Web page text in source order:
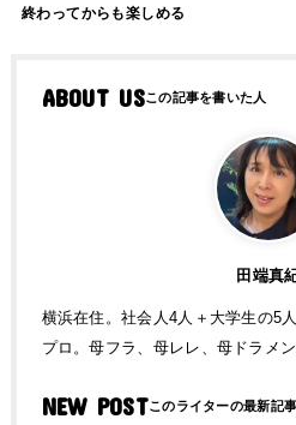
終わってからも楽しめる
ABOUT US
田端真
横浜在住。社会人4人＋大学生の5
プロ。母フラ、母レレ、母ドラメ
NEW POST